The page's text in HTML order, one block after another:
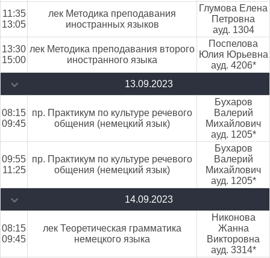
11:35
13:05
лек Методика преподавания
иностранных языков
Глумова Елена
Петровна
ауд. 1304
13:30
15:00
лек Методика преподавания второго
иностранного языка
Поспелова
Юлия Юрьевна
ауд. 4206*
13.09.2023
08:15
09:45
пр. Практикум по культуре речевого
общения (немецкий язык)
Бухаров
Валерий
Михайлович
ауд. 1205*
09:55
11:25
пр. Практикум по культуре речевого
общения (немецкий язык)
Бухаров
Валерий
Михайлович
ауд. 1205*
14.09.2023
08:15
09:45
лек Теоретическая грамматика
немецкого языка
Никонова
Жанна
Викторовна
ауд. 3314*